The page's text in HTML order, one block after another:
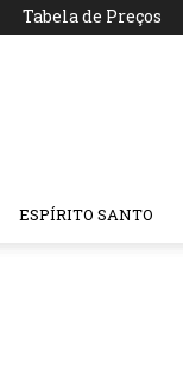
Tabela de Preços
ESPÍRITO SANTO